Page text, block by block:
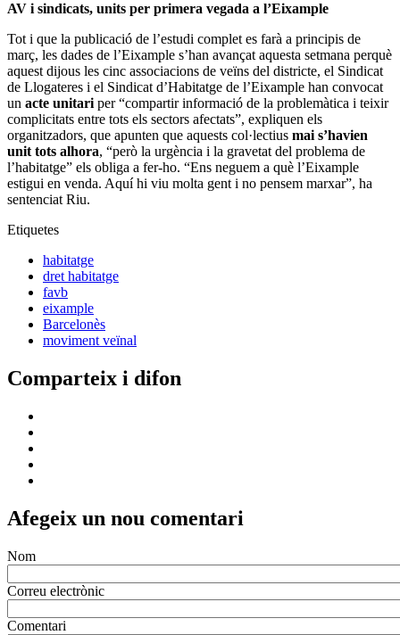
AV i sindicats, units per primera vegada a l’Eixample
Tot i que la publicació de l’estudi complet es farà a principis de
març, les dades de l’Eixample s’han avançat aquesta setmana perquè
aquest dijous les cinc associacions de veïns del districte, el Sindicat
de Llogateres i el Sindicat d’Habitatge de l’Eixample han convocat
un acte unitariper “compartir informació de la problemàtica i teixir
complicitats entre tots els sectors afectats”, expliquen els
organitzadors, que apunten que aquests col·lectius mai s’havien
unit tots alhora, “però la urgència i la gravetat del problema de
l’habitatge” els obliga a fer-ho. “Ens neguem a què l’Eixample
estigui en venda. Aquí hi viu molta gent i no pensem marxar”, ha
sentenciat Riu.
Etiquetes
habitatge
dret habitatge
favb
eixample
Barcelonès
moviment veïnal
Comparteix i difon
Afegeix un nou comentari
Nom
Correu electrònic
Comentari